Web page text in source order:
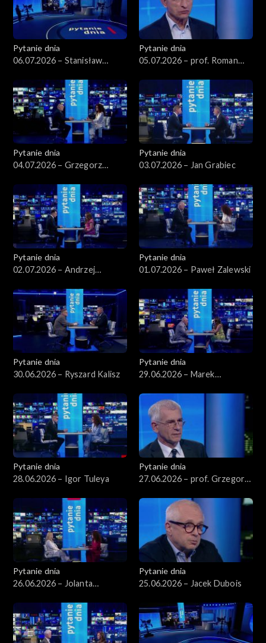
Pytanie dnia
06.07.2026 – Stanisław
Pytanie dnia
05.07.2026 – prof. Roman
Pytanie dnia
04.07.2026 – Grzegorz
Pytanie dnia
03.07.2026 – Jan Grabiec
Pytanie dnia
02.07.2026 – Andrzej
Pytanie dnia
01.07.2026 – Paweł Zalewski
Pytanie dnia
30.06.2026 – Ryszard Kalisz
Pytanie dnia
29.06.2026 – Marek
Pytanie dnia
28.06.2026 – Igor Tuleya
Pytanie dnia
27.06.2026 – prof. Grzegorz
Pytanie dnia
26.06.2026 – Jolanta
Pytanie dnia
25.06.2026 – Jacek Dubois